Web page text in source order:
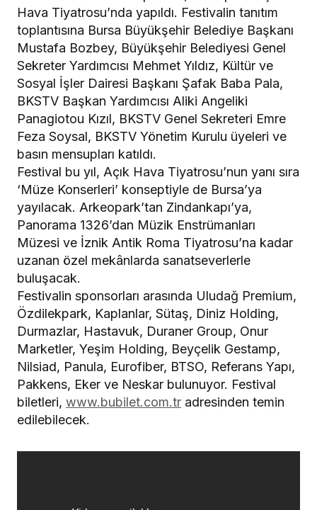
Hava Tiyatrosu’nda yapıldı. Festivalin tanıtım
toplantısına Bursa Büyükşehir Belediye Başkanı
Mustafa Bozbey, Büyükşehir Belediyesi Genel
Sekreter Yardımcısı Mehmet Yıldız, Kültür ve
Sosyal İşler Dairesi Başkanı Şafak Baba Pala,
BKSTV Başkan Yardımcısı Aliki Angeliki
Panagiotou Kızıl, BKSTV Genel Sekreteri Emre
Feza Soysal, BKSTV Yönetim Kurulu üyeleri ve
basın mensupları katıldı.
Festival bu yıl, Açık Hava Tiyatrosu’nun yanı sıra
‘Müze Konserleri’ konseptiyle de Bursa’ya
yayılacak. Arkeopark’tan Zindankapı’ya,
Panorama 1326’dan Müzik Enstrümanları
Müzesi ve İznik Antik Roma Tiyatrosu’na kadar
uzanan özel mekânlarda sanatseverlerle
buluşacak.
Festivalin sponsorları arasında Uludağ Premium,
Özdilekpark, Kaplanlar, Sütaş, Diniz Holding,
Durmazlar, Hastavuk, Duraner Group, Onur
Marketler, Yeşim Holding, Beyçelik Gestamp,
Nilsiad, Panula, Eurofiber, BTSO, Referans Yapı,
Pakkens, Eker ve Neskar bulunuyor. Festival
biletleri, www.bubilet.com.tr adresinden temin
edilebilecek.